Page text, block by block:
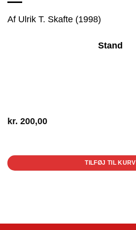
Af Ulrik T. Skafte (1998)
Stand
kr. 200,00
TILFØJ TIL KURV